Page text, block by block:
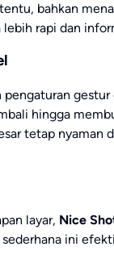
bahkan
lebih rapi dan
gestur
hingga
tetap nyaman
layar, Nice
ini